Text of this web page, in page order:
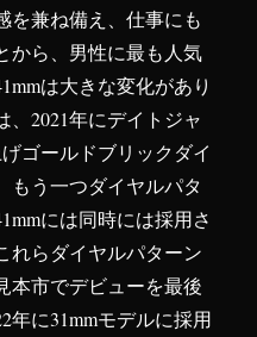
を兼ね備え、仕事にも
から、男性に最も人気
は大きな変化があり
、2021年にデイトジャ
ゴールドブリックダイ
もう一つダイヤルパタ
には同時には採用さ
れらダイヤルパターン
本市でデビューを最後
年に31mmモデルに採用